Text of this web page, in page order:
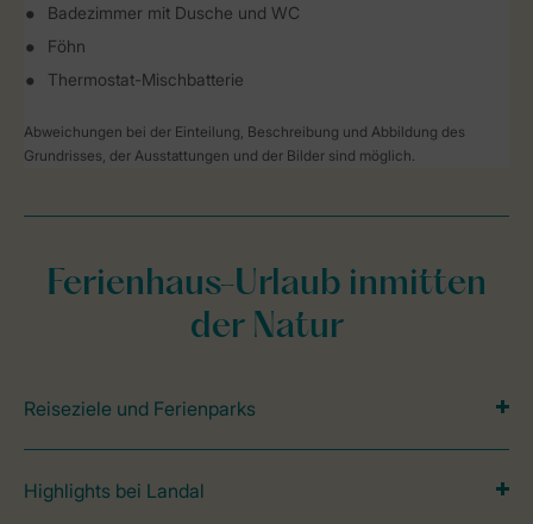
Badezimmer mit Dusche und WC
Föhn
Thermostat-Mischbatterie
Abweichungen bei der Einteilung, Beschreibung und Abbildung des
Grundrisses, der Ausstattungen und der Bilder sind möglich.
Ferienhaus-Urlaub inmitten
der Natur
Reiseziele und Ferienparks
Highlights bei Landal